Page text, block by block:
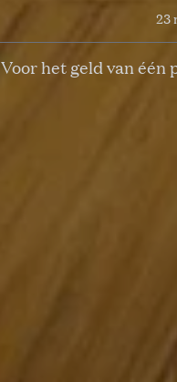
23
Voor het geld van één